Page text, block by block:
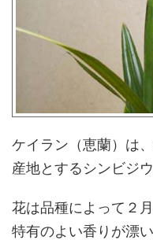
ケイラン（恵蘭）は
産地とするシンビジ
花は品種によって２
特有のよい香りが漂い